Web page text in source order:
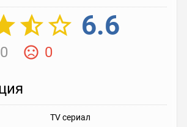
6.6
0 0
TV сериал